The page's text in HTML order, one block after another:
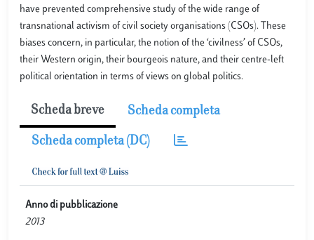
have prevented comprehensive study of the wide range of
transnational activism of civil society organisations (CSOs). These
biases concern, in particular, the notion of the ‘civilness’ of CSOs,
their Western origin, their bourgeois nature, and their centre-left
political orientation in terms of views on global politics.
Scheda breve Scheda completa
Scheda completa (DC)
Anno di pubblicazione
2013